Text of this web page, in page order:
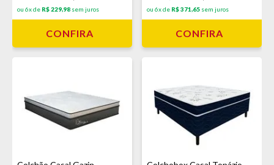
ou 6x de R$ 229,98 sem juros
CONFIRA
ou 6x de R$ 371,65 sem juros
CONFIRA